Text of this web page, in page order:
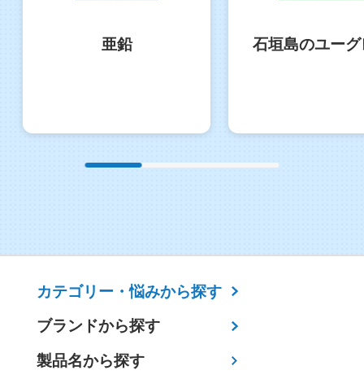
亜鉛 石垣島のユーグ
カテゴリー・悩みから探す
ブランドから探す
製品名から探す